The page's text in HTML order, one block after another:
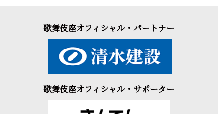
歌舞伎座オフィシャル・パートナー
歌舞伎座オフィシャル・サポーター